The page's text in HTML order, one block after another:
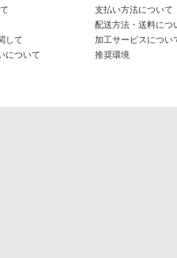
して
について
支払い方法について
配送方法・送料につ
加工サービスについ
推奨環境